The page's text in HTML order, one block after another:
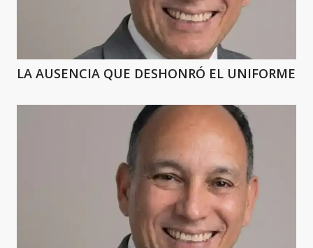
LA AUSENCIA QUE DESHONRÓ EL UNIFORME